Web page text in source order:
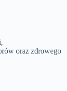
oraz zdrowego